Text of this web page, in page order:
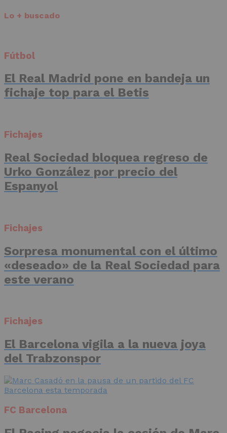
Lo + buscado
Fútbol
El Real Madrid pone en bandeja un
fichaje top para el Betis
Fichajes
Real Sociedad bloquea regreso de
Urko González por precio del
Espanyol
Fichajes
Sorpresa monumental con el último
«deseado» de la Real Sociedad para
este verano
Fichajes
El Barcelona vigila a la nueva joya
del Trabzonspor
FC Barcelona